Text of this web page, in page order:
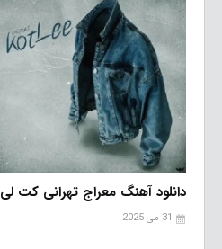
دانلود آهنگ معراج تهرانی کت لی
31 می 2025